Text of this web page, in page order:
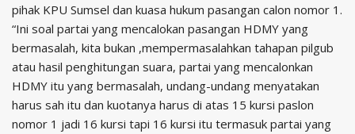
pihak KPU Sumsel dan kuasa hukum pasangan calon nomor 1.
“Ini soal partai yang mencalokan pasangan HDMY yang
bermasalah, kita bukan ,mempermasalahkan tahapan pilgub
atau hasil penghitungan suara, partai yang mencalonkan
HDMY itu yang bermasalah, undang-undang menyatakan
harus sah itu dan kuotanya harus di atas 15 kursi paslon
nomor 1 jadi 16 kursi tapi 16 kursi itu termasuk partai yang